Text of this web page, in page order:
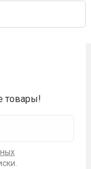
товары!